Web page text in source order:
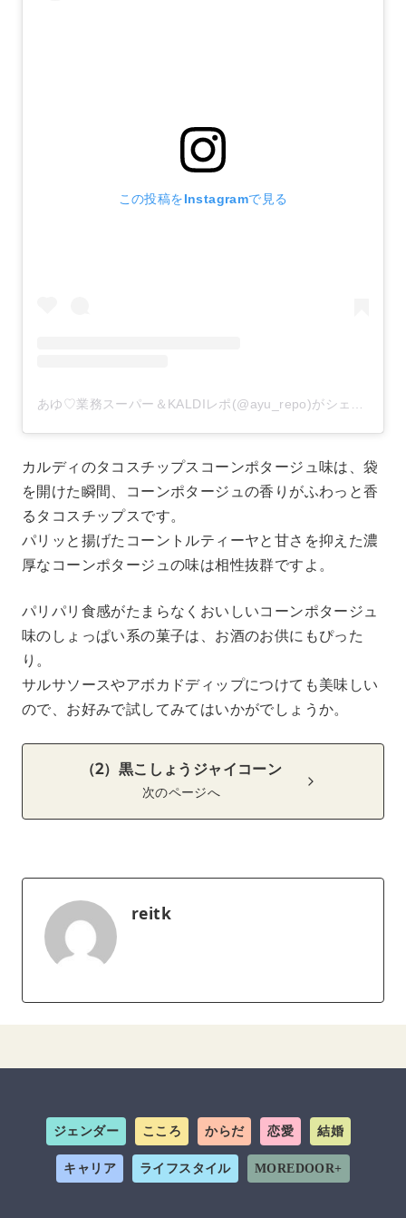
この投稿をInstagramで見る
あゆ♡業務スーパー＆KALDIレポ(@ayu_repo)がシェアした投稿
カルディのタコスチップスコーンポタージュ味は、袋
を開けた瞬間、コーンポタージュの香りがふわっと香
るタコスチップスです。
パリッと揚げたコーントルティーヤと甘さを抑えた濃
厚なコーンポタージュの味は相性抜群ですよ。
パリパリ食感がたまらなくおいしいコーンポタージュ
味のしょっぱい系の菓子は、お酒のお供にもぴった
り。
サルサソースやアボカドディップにつけても美味しい
ので、お好みで試してみてはいかがでしょうか。
（2）黒こしょうジャイコーン
次のページへ
reitk
ジェンダー こころ からだ 恋愛 結婚
キャリア ライフスタイル MOREDOOR+